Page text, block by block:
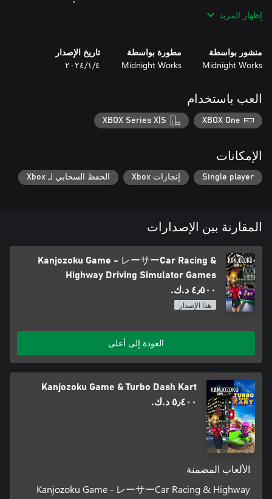
● نظام التصنيف: تجنب حركة المرور بسرعات عالية، وأكمل السباقات،
واهرب من مطاردات الشرطة.
إظهار المزيد
منشور بواسطة
Midnight Works
مطورة بواسطة
Midnight Works
تاريخ الإصدار
٤‏/١‏/٢٠٢٤
العب باستخدام
XBOX One
XBOX Series X|S
الإمكانات
Single player إنجازات Xbox الحفظ السحابي لـ Xbox
المقارنة بين الإصدارات
Kanjozoku Game - レーサーCar Racing &
Highway Driving Simulator Games
٤٫٥٠٠ د.ك.‏
هذا الإصدار
العودة إلى أعلى
Kanjozoku Game & Turbo Dash Kart
٥٫٤٠٠ د.ك.‏
الألعاب المضمنة
Kanjozoku Game - レーサーCar Racing & Highway